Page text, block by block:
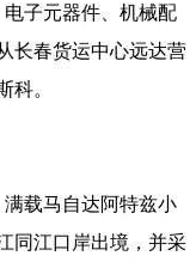
子元器件、机械配
长春货运中心远达营
科。
满载马自达阿特兹小
同江口岸出境，并采